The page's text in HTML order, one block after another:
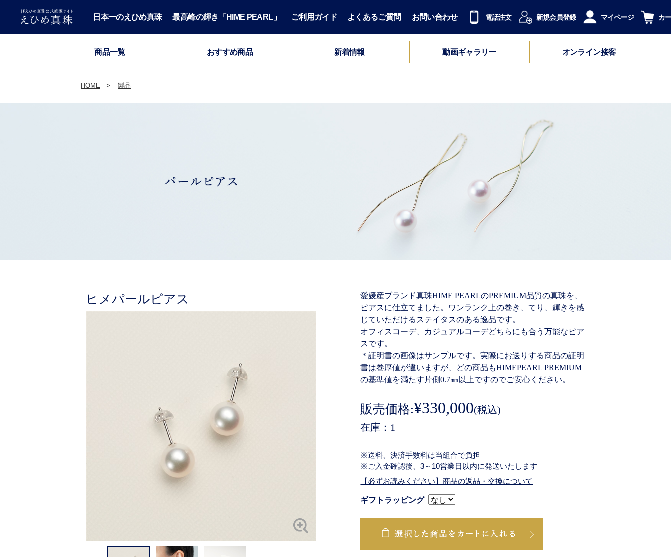
日本一のえひめ真珠 最高峰の輝き「HIME PEARL」 ご利用ガイド よくあるご質問 お問い合わせ 電話注文 新規会員登録 マイページ カ
商品一覧 おすすめ商品 新着情報 動画ギャラリー オンライン接客
HOME 製品
ヒメパールピアス
愛媛産ブランド真珠HIME PEARLのPREMIUM品質の真珠を、
ピアスに仕立てました。ワンランク上の巻き、てり、輝きを感
じていただけるステイタスのある逸品です。
オフィスコーデ、カジュアルコーデどちらにも合う万能なピア
スです。
＊証明書の画像はサンプルです。実際にお送りする商品の証明
書は巻厚値が違いますが、どの商品もHIMEPEARL PREMIUM
の基準値を満たす片側0.7㎜以上ですのでご安心ください。
販売価格:¥330,000(税込)
在庫
1
※送料、決済手数料は当組合で負担
※ご入金確認後、3～10営業日以内に発送いたします
【必ずお読みください】商品の返品・交換について
ギフトラッピング